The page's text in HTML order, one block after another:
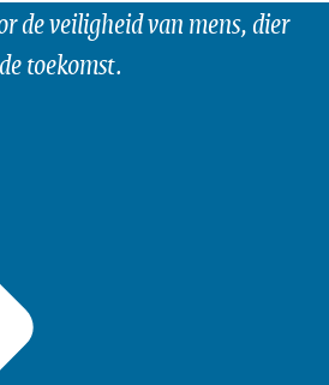
de veiligheid van mens, dier
toekomst.